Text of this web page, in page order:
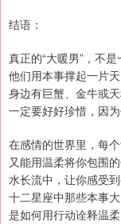
结语：
真正的“大暖男”，不
他们用本事撑起一片
身边有巨蟹、金牛或
一定要好好珍惜，因
在感情的世界里，每
又能用温柔将你包围
水长流中，让你感受
十二星座中那些本事
是如何用行动诠释温柔